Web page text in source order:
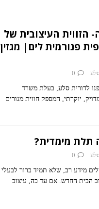
הזווית העיצובית של
פנורמית לים| מגזין
0
לדורית סלע, בעלת משרד
יוקרתי, המספק חווית מגורים
תלת מימדית?
0
מידע רב, שלא תמיד ברור לבעלי
הבית החדש. אם עד כה, עיצוב